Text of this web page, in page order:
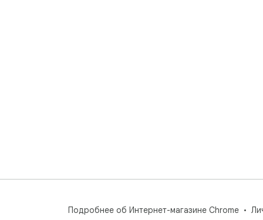
Подробнее об Интернет-магазине Chrome